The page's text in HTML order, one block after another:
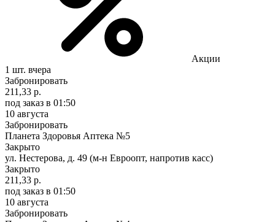
Акции
1 шт. вчера
Забронировать
211,33 р.
под заказ в 01:50
10 августа
Забронировать
Планета Здоровья Аптека №5
Закрыто
ул. Нестерова, д. 49 (м-н Евроопт, напротив касс)
Закрыто
211,33 р.
под заказ в 01:50
10 августа
Забронировать